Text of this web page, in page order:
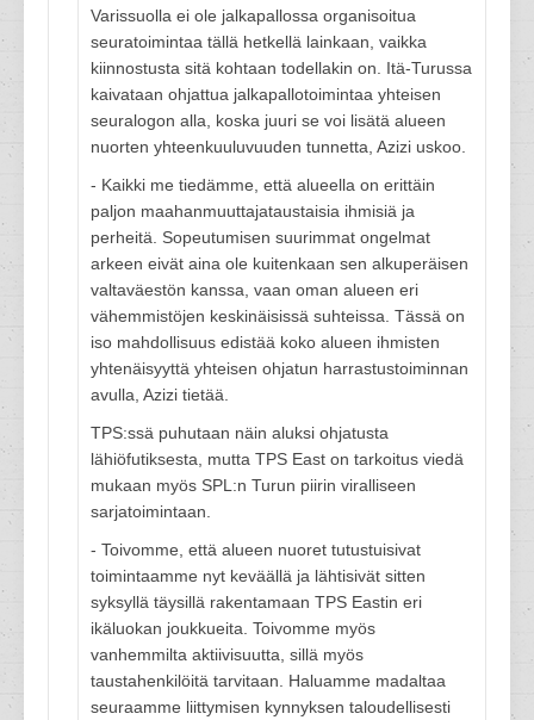
Varissuolla ei ole jalkapallossa organisoitua
seuratoimintaa tällä hetkellä lainkaan, vaikka
kiinnostusta sitä kohtaan todellakin on. Itä-Turussa
kaivataan ohjattua jalkapallotoimintaa yhteisen
seuralogon alla, koska juuri se voi lisätä alueen
nuorten yhteenkuuluvuuden tunnetta, Azizi uskoo.
- Kaikki me tiedämme, että alueella on erittäin
paljon maahanmuuttajataustaisia ihmisiä ja
perheitä. Sopeutumisen suurimmat ongelmat
arkeen eivät aina ole kuitenkaan sen alkuperäisen
valtaväestön kanssa, vaan oman alueen eri
vähemmistöjen keskinäisissä suhteissa. Tässä on
iso mahdollisuus edistää koko alueen ihmisten
yhtenäisyyttä yhteisen ohjatun harrastustoiminnan
avulla, Azizi tietää.
TPS:ssä puhutaan näin aluksi ohjatusta
lähiöfutiksesta, mutta TPS East on tarkoitus viedä
mukaan myös SPL:n Turun piirin viralliseen
sarjatoimintaan.
- Toivomme, että alueen nuoret tutustuisivat
toimintaamme nyt keväällä ja lähtisivät sitten
syksyllä täysillä rakentamaan TPS Eastin eri
ikäluokan joukkueita. Toivomme myös
vanhemmilta aktiivisuutta, sillä myös
taustahenkilöitä tarvitaan. Haluamme madaltaa
seuraamme liittymisen kynnyksen taloudellisesti